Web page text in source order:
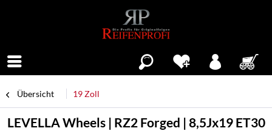
Übersicht 19 Zoll
LEVELLA Wheels | RZ2 Forged | 8,5Jx19 ET30